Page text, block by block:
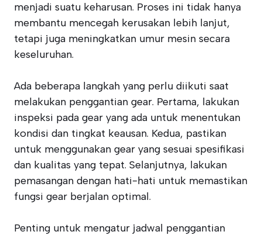
menjadi suatu keharusan. Proses ini tidak hanya
membantu mencegah kerusakan lebih lanjut,
tetapi juga meningkatkan umur mesin secara
keseluruhan.
Ada beberapa langkah yang perlu diikuti saat
melakukan penggantian gear. Pertama, lakukan
inspeksi pada gear yang ada untuk menentukan
kondisi dan tingkat keausan. Kedua, pastikan
untuk menggunakan gear yang sesuai spesifikasi
dan kualitas yang tepat. Selanjutnya, lakukan
pemasangan dengan hati-hati untuk memastikan
fungsi gear berjalan optimal.
Penting untuk mengatur jadwal penggantian